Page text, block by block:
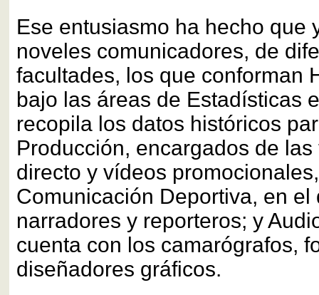
Ese entusiasmo ha hecho que
noveles comunicadores, de
facultades, los que conforman
bajo las áreas de Estadísticas
recopila los datos históricos
Producción, encargados de
directo y vídeos
Comunicación Deportiva, en el
narradores y reporteros; y
cuenta con los camarógrafos,
diseñadores gráficos.